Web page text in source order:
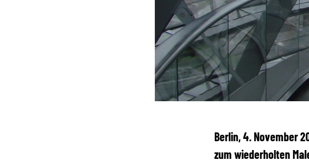
Berlin, 4. November
zum wiederholten